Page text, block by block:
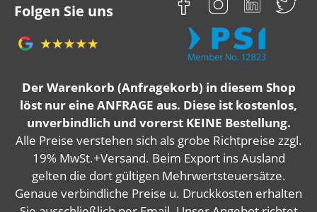
Folgen Sie uns
Der Warenkorb (Anfragekorb) in diesem Shop
löst nur eine ANFRAGE aus. Diese ist kostenlos,
unverbindlich und vorerst KEINE Bestellung.
Alle Preise verstehen sich als grobe Richtpreise zzgl.
19% MwSt.+Versand. Beim Export ins Ausland
gelten die dort gültigen Mehrwertsteuersätze.
Genaue verbindliche Preise u. Druckkosten erhalten